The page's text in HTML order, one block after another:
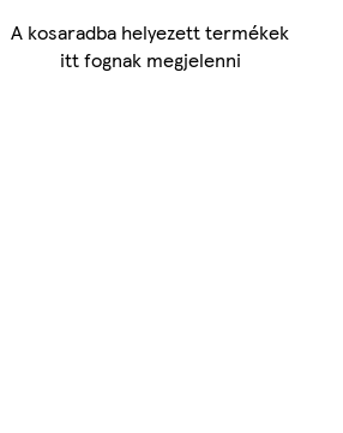
A kosaradba helyezett termékek
itt fognak megjelenni